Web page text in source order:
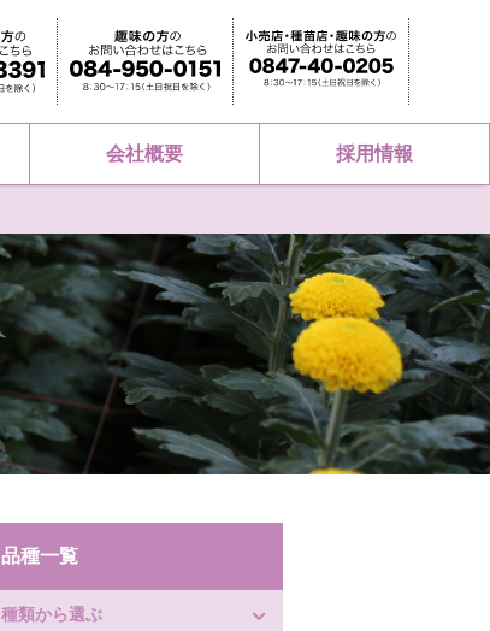
会社概要 採用情報
品種一覧
種類から選ぶ